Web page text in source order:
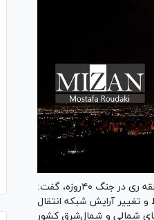
مدیرعامل شرکت خطوط لوله و مخابرات نفت ایران با اشاره به حمله دشمن به تأسیسات منطقه ری در جنگ ۴۰روزه، گفت:
تغییر آرایش شبکه انتقال
شمالی و شمال‌شرق کشور